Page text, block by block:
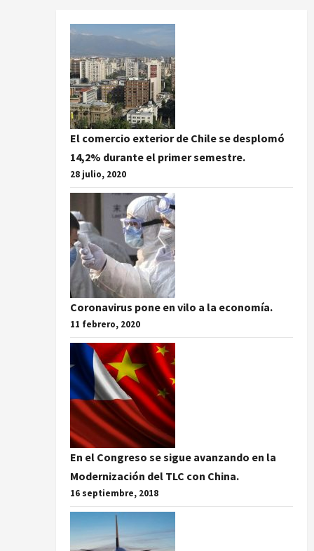
El comercio exterior de Chile se desplomó
14,2% durante el primer semestre.
28 julio, 2020
Coronavirus pone en vilo a la economía.
11 febrero, 2020
En el Congreso se sigue avanzando en la
Modernización del TLC con China.
16 septiembre, 2018